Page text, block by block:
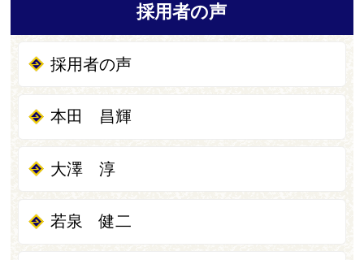
採用者の声
採用者の声
本田 昌輝
大澤 淳
若泉 健二